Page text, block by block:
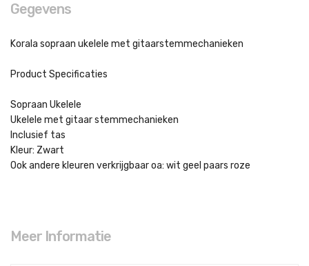
Gegevens
Korala sopraan ukelele met gitaarstemmechanieken
Product Specificaties
Sopraan Ukelele
Ukelele met gitaar stemmechanieken
Inclusief tas
Kleur: Zwart
Ook andere kleuren verkrijgbaar oa: wit geel paars roze
Meer Informatie